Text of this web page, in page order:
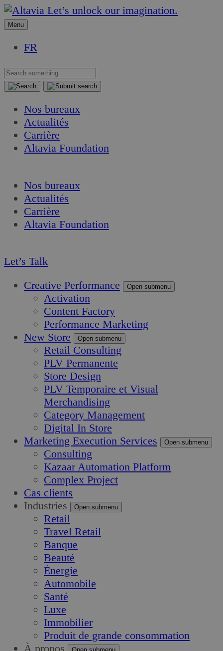
Aller
au
Aller
au
Let’s unlock our imagination.
Menu
FR
Nos bureaux
Actualités
Carrière
Altavia Foundation
Nos bureaux
Actualités
Carrière
Altavia Foundation
Let’s Talk
Creative Performance
Open submenu
Activation
Content Factory
Performance Marketing
New Store
Open submenu
Retail Consulting
PLV Permanente
Store Design
PLV Temporaire et Visual
Merchandising
Category Management
Digital In Store
Marketing Execution Services
Open submenu
Consulting
Kazaar Automation Platform
Complex Project
Cas clients
Industries
Open submenu
Retail
Travel Retail
Banque
Beauté
Énergie
Automobile
Santé
Luxe
Immobilier
Produit de grande consommation
À propos